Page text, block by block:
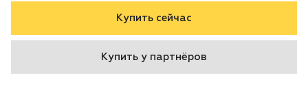
Купить сейчас
Купить у партнёров